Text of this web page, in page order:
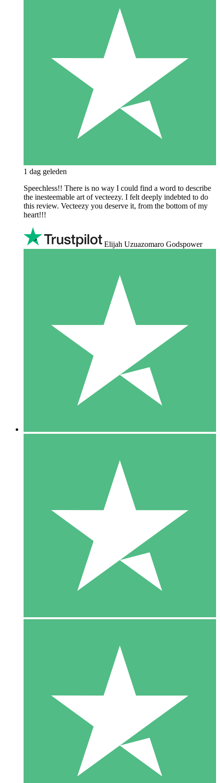
1 dag geleden
Speechless!! There is no way I could find a word to describe
the inesteemable art of vecteezy. I felt deeply indebted to do
this review. Vecteezy you deserve it, from the bottom of my
heart!!!
Elijah Uzuazomaro Godspower